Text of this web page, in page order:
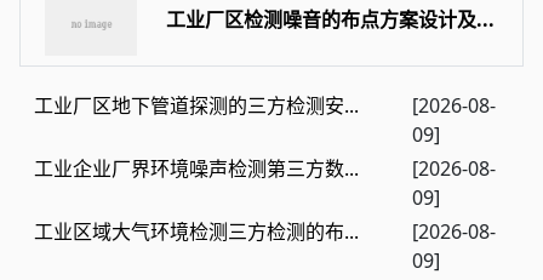
工业厂区检测噪音的布点方案设计及...
工业厂区地下管道探测的三方检测安...
[2026-08-
09]
工业企业厂界环境噪声检测第三方数...
[2026-08-
09]
工业区域大气环境检测三方检测的布...
[2026-08-
09]